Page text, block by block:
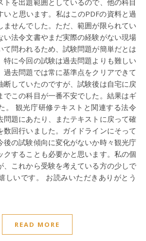
いと思います。私はこのPDFの資料と過
ませんでした。ただ、範囲が限られてい
い法令文書やまだ実際の経験がない現場
て問われるため、試験問題が簡単だとは
特に今回の試験は過去問題よりも難しい
過去問題では常に基準点をクリアできて
断していたのですが、試験後は自宅に戻
でこの科目が一番不安でした。結果はギ
。 観光庁研修テキストと関連する法令
問題にあたり、またテキストに戻って確
数回行いました。ガイドラインにそって
後の試験傾向に変化がないか時々観光庁
クすることも必要かと思います。私の個
、これから受験を考えている方の少しで
しいです。 お読みいただきありがとう
READ MORE